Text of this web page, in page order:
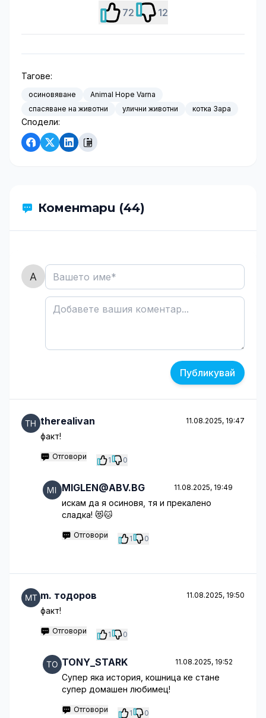
72 12
Тагове:
осиновяване
Animal Hope Varna
спасяване на животни
улични животни котка Зара
Сподели:
Коментари (44)
Публикувай
therealivan 11.08.2025, 19:47
факт!
Отговори 1 0
MIGLEN@ABV.BG 11.08.2025, 19:49
искам да я осиновя, тя и прекалено
сладка! 😻🐱
Отговори 1 0
m. тодоров 11.08.2025, 19:50
факт!
Отговори 1 0
TONY_STARK 11.08.2025, 19:52
Супер яка история, кошница ке стане
супер домашен любимец!
Отговори 1 0